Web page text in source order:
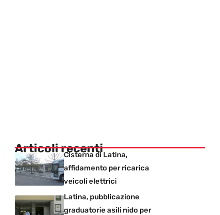
Articoli recenti
Cisterna di Latina,
affidamento per ricarica
veicoli elettrici
Latina, pubblicazione
graduatorie asili nido per